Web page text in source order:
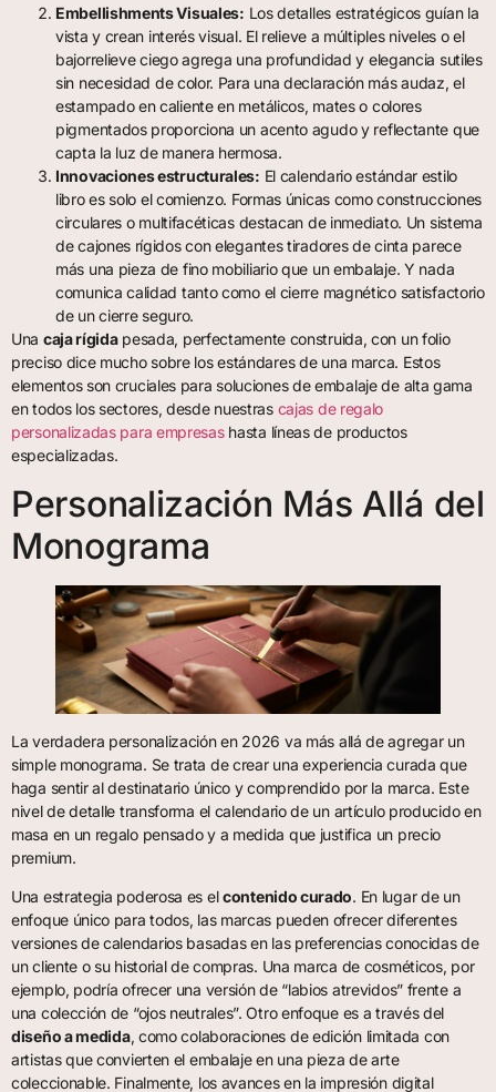
Embellishments Visuales: Los detalles estratégicos guían la
vista y crean interés visual. El relieve a múltiples niveles o el
bajorrelieve ciego agrega una profundidad y elegancia sutiles
sin necesidad de color. Para una declaración más audaz, el
estampado en caliente en metálicos, mates o colores
pigmentados proporciona un acento agudo y reflectante que
capta la luz de manera hermosa.
Innovaciones estructurales: El calendario estándar estilo
libro es solo el comienzo. Formas únicas como construcciones
circulares o multifacéticas destacan de inmediato. Un sistema
de cajones rígidos con elegantes tiradores de cinta parece
más una pieza de fino mobiliario que un embalaje. Y nada
comunica calidad tanto como el cierre magnético satisfactorio
de un cierre seguro.
Una caja rígidapesada, perfectamente construida, con un folio
preciso dice mucho sobre los estándares de una marca. Estos
elementos son cruciales para soluciones de embalaje de alta gama
en todos los sectores, desde nuestras cajas de regalo
personalizadas para empresashasta líneas de productos
especializadas.
Personalización Más Allá del
Monograma
La verdadera personalización en 2026 va más allá de agregar un
simple monograma. Se trata de crear una experiencia curada que
haga sentir al destinatario único y comprendido por la marca. Este
nivel de detalle transforma el calendario de un artículo producido en
masa en un regalo pensado y a medida que justifica un precio
premium.
Una estrategia poderosa es elcontenido curado. En lugar de un
enfoque único para todos, las marcas pueden ofrecer diferentes
versiones de calendarios basadas en las preferencias conocidas de
un cliente o su historial de compras. Una marca de cosméticos, por
ejemplo, podría ofrecer una versión de “labios atrevidos” frente a
una colección de “ojos neutrales”. Otro enfoque es a través del
diseño a medida, como colaboraciones de edición limitada con
artistas que convierten el embalaje en una pieza de arte
coleccionable. Finalmente, los avances en la impresión digital